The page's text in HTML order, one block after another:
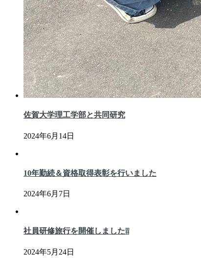
佐賀大学理工学部と共同研究
2024年6月14日
10年勤続＆資格取得表彰を行いました
2024年6月7日
社員研修旅行を開催しました❕❕
2024年5月24日